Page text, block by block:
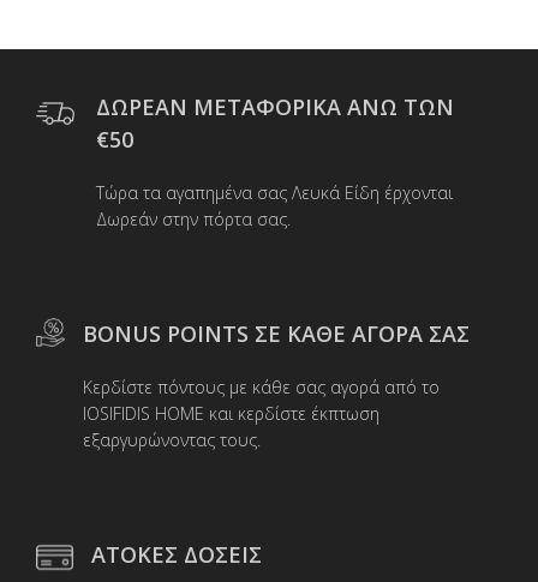
Οι
μπορούν
σελίδα
του
ΔΩΡΕΑΝ ΜΕΤΑΦΟΡΙΚΑ ΑΝΩ ΤΩΝ
€50
Τώρα τα αγαπημένα σας Λευκά Είδη έρχονται
Δωρεάν στην πόρτα σας.
BONUS POINTS ΣΕ ΚΑΘΕ ΑΓΟΡΑ ΣΑΣ
Κερδίστε πόντους με κάθε σας αγορά από το
IOSIFIDIS HOME και κερδίστε έκπτωση
εξαργυρώνοντας τους.
ΑΤΟΚΕΣ ΔΟΣΕΙΣ